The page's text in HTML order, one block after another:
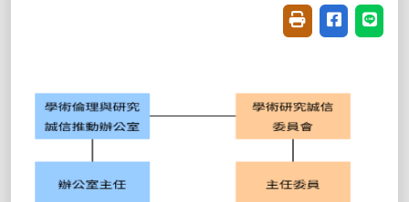
友善列印(開新視
分享至臉書
分享